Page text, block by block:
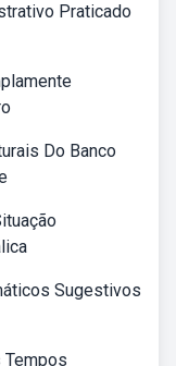
Praticado
Do Banco
Sugestivos
Tempos